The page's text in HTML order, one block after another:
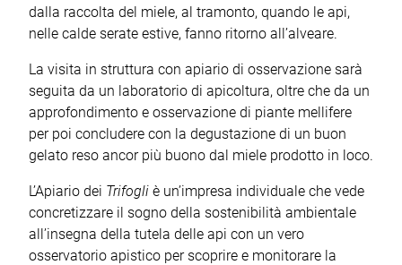
dalla raccolta del miele, al tramonto, quando le api,
nelle calde serate estive, fanno ritorno all’alveare.
La visita in struttura con apiario di osservazione sarà
seguita da un laboratorio di apicoltura, oltre che da un
approfondimento e osservazione di piante mellifere
per poi concludere con la degustazione di un buon
gelato reso ancor più buono dal miele prodotto in loco.
L’Apiario dei Trifogli è un’impresa individuale che vede
concretizzare il sogno della sostenibilità ambientale
all’insegna della tutela delle api con un vero
osservatorio apistico per scoprire e monitorare la